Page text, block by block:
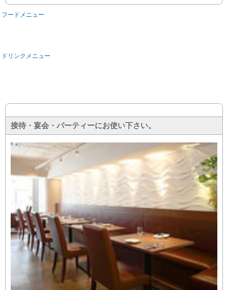
フードメニュー
ドリンクメニュー
接待・宴会・パーティーにお使い下さい。